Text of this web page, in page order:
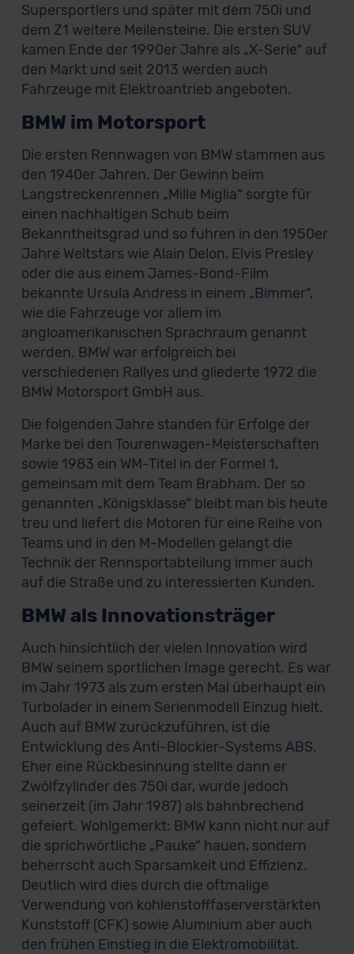
Supersportlers und später mit dem 750i und
dem Z1 weitere Meilensteine. Die ersten SUV
kamen Ende der 1990er Jahre als „X-Serie“ auf
den Markt und seit 2013 werden auch
Fahrzeuge mit Elektroantrieb angeboten.
BMW im Motorsport
Die ersten Rennwagen von BMW stammen aus
den 1940er Jahren. Der Gewinn beim
Langstreckenrennen „Mille Miglia“ sorgte für
einen nachhaltigen Schub beim
Bekanntheitsgrad und so fuhren in den 1950er
Jahre Weltstars wie Alain Delon, Elvis Presley
oder die aus einem James-Bond-Film
bekannte Ursula Andress in einem „Bimmer“,
wie die Fahrzeuge vor allem im
angloamerikanischen Sprachraum genannt
werden. BMW war erfolgreich bei
verschiedenen Rallyes und gliederte 1972 die
BMW Motorsport GmbH aus.
Die folgenden Jahre standen für Erfolge der
Marke bei den Tourenwagen-Meisterschaften
sowie 1983 ein WM-Titel in der Formel 1,
gemeinsam mit dem Team Brabham. Der so
genannten „Königsklasse“ bleibt man bis heute
treu und liefert die Motoren für eine Reihe von
Teams und in den M-Modellen gelangt die
Technik der Rennsportabteilung immer auch
auf die Straße und zu interessierten Kunden.
BMW als Innovationsträger
Auch hinsichtlich der vielen Innovation wird
BMW seinem sportlichen Image gerecht. Es war
im Jahr 1973 als zum ersten Mal überhaupt ein
Turbolader in einem Serienmodell Einzug hielt.
Auch auf BMW zurückzuführen, ist die
Entwicklung des Anti-Blockier-Systems ABS.
Eher eine Rückbesinnung stellte dann er
Zwölfzylinder des 750i dar, wurde jedoch
seinerzeit (im Jahr 1987) als bahnbrechend
gefeiert. Wohlgemerkt: BMW kann nicht nur auf
die sprichwörtliche „Pauke“ hauen, sondern
beherrscht auch Sparsamkeit und Effizienz.
Deutlich wird dies durch die oftmalige
Verwendung von kohlenstofffaserverstärkten
Kunststoff (CFK) sowie Aluminium aber auch
den frühen Einstieg in die Elektromobilität.